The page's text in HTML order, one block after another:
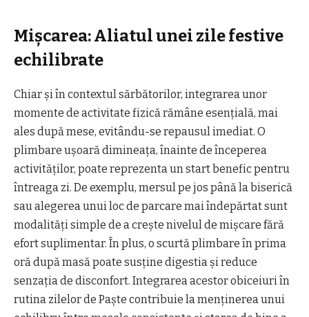
Mișcarea: Aliatul unei zile festive
echilibrate
Chiar și în contextul sărbătorilor, integrarea unor
momente de activitate fizică rămâne esențială, mai
ales după mese, evitându-se repausul imediat. O
plimbare ușoară dimineața, înainte de începerea
activităților, poate reprezenta un start benefic pentru
întreaga zi. De exemplu, mersul pe jos până la biserică
sau alegerea unui loc de parcare mai îndepărtat sunt
modalități simple de a crește nivelul de mișcare fără
efort suplimentar. În plus, o scurtă plimbare în prima
oră după masă poate susține digestia și reduce
senzația de disconfort. Integrarea acestor obiceiuri în
rutina zilelor de Paște contribuie la menținerea unui